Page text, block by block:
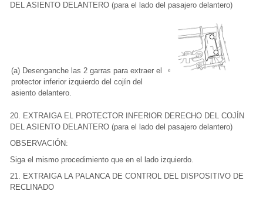
DEL ASIENTO DELANTERO (para el lado del pasajero delantero)
(a) Desenganche las 2 garras para extraer el
protector inferior izquierdo del cojín del
asiento delantero.
20. EXTRAIGA EL PROTECTOR INFERIOR DERECHO DEL COJÍN
DEL ASIENTO DELANTERO (para el lado del pasajero delantero)
OBSERVACIÓN:
Siga el mismo procedimiento que en el lado izquierdo.
21. EXTRAIGA LA PALANCA DE CONTROL DEL DISPOSITIVO DE
RECLINADO